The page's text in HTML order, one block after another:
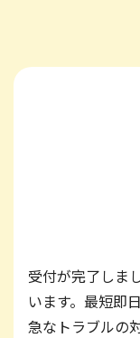
受付が完了しま
います。最短即
急なトラブルの